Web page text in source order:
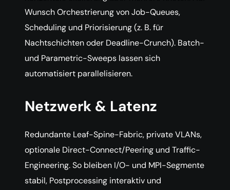
Wunsch Orchestrierung von Job-Queues,
Scheduling und Priorisierung (z. B. für
Nachtschichten oder Deadline-Crunch). Batch-
und Parametric-Sweeps lassen sich
automatisiert parallelisieren.
Netzwerk & Latenz
Redundante Leaf-Spine-Fabric, private VLANs,
optionale Direct-Connect/Peering und Traffic-
Engineering. So bleiben I/O- und MPI-Segmente
stabil, Postprocessing interaktiv und